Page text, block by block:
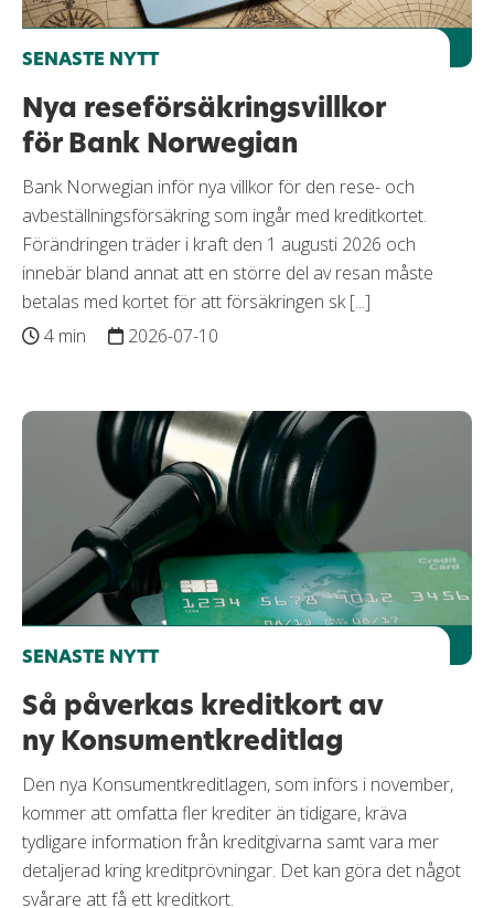
SENASTE NYTT
Nya reseförsäkringsvillkor
för Bank Norwegian
Bank Norwegian inför nya villkor för den rese- och
avbeställningsförsäkring som ingår med kreditkortet.
Förändringen träder i kraft den 1 augusti 2026 och
innebär bland annat att en större del av resan måste
betalas med kortet för att försäkringen sk [...]
4 min
2026-07-10
SENASTE NYTT
Så påverkas kreditkort av
ny Konsumentkreditlag
Den nya Konsumentkreditlagen, som införs i november,
kommer att omfatta fler krediter än tidigare, kräva
tydligare information från kreditgivarna samt vara mer
detaljerad kring kreditprövningar. Det kan göra det något
svårare att få ett kreditkort.